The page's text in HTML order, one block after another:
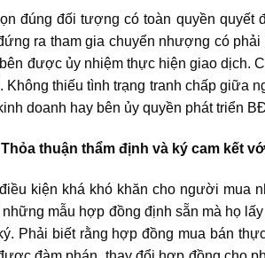
đúng đối tượng có toàn quyền quyết
ra tham gia chuyển nhượng có
được ủy nhiệm thực hiện giao dịch.
Không thiếu tình trạng tranh chấp giữa
doanh hay bên ủy quyền phát triển
thuận thẩm định và ký cam kết
kiện khá khó khăn cho người mua
những mẫu hợp đồng định sẵn mà họ
Phải biết rằng hợp đồng mua bán